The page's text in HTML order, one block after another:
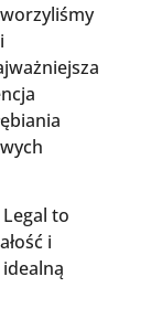
Legal to
i